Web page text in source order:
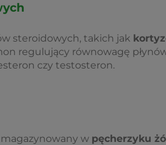
steroidowych, takich jak
regulujący równowagę
czy testosteron.
w pęcherzyku